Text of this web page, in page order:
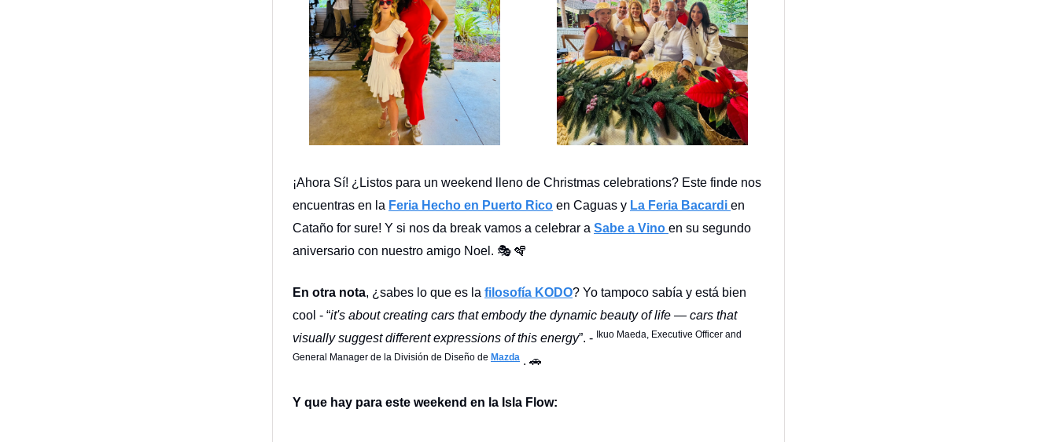
¡Ahora Sí! ¿Listos para un weekend lleno de Christmas celebrations? Este finde nos
encuentras en la Feria Hecho en Puerto Rico en Caguas y La Feria Bacardi en
Cataño for sure! Y si nos da break vamos a celebrar a Sabe a Vino en su segundo
aniversario con nuestro amigo Noel. 🎭 🪇
En otra nota, ¿sabes lo que es la filosofía KODO? Yo tampoco sabía y está bien
cool - “it's about creating cars that embody the dynamic beauty of life — cars that
visually suggest different expressions of this energy”. - Ikuo Maeda, Executive Officer and
General Manager de la División de Diseño de Mazda . 🚗
Y que hay para este weekend en la Isla Flow: